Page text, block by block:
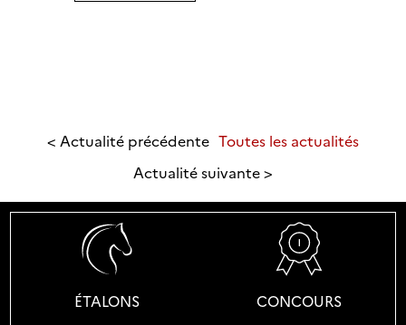
< Actualité précédente Toutes les actualités
Actualité suivante >
ÉTALONS CONCOURS